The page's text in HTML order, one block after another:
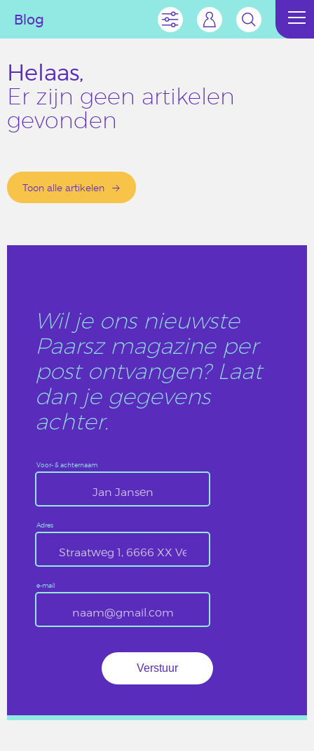
Blog
Helaas,
Er zijn geen artikelen
gevonden
Toon alle artikelen
Wil je ons nieuwste
Paarsz magazine per
post ontvangen? Laat
dan je gegevens
achter.
Voor- & achternaam
Adres
e-mail